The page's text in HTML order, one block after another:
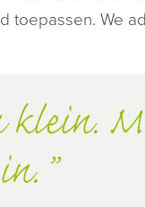
We
klein.